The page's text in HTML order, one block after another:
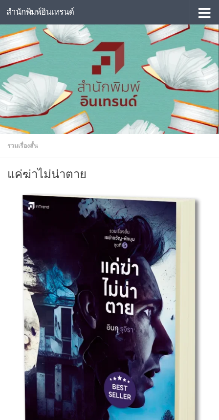
Skip to content
สำนักพิมพ์อินเทรนด์
รวมเรื่องสั้น
แค่ฆ่าไม่น่าตาย